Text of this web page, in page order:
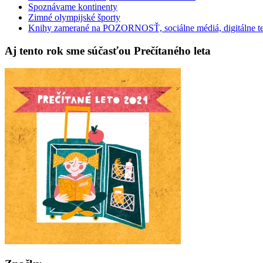
Spoznávame kontinenty
Zimné olympijské športy
Knihy zamerané na POZORNOSŤ, sociálne médiá, digitálne
Aj tento rok sme súčasťou Prečítaného leta